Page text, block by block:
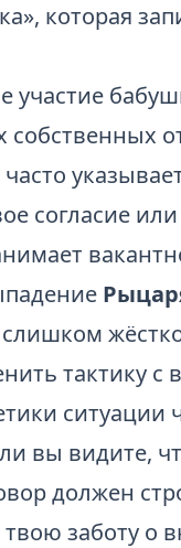
которая
участие
часто
согласие
тактику
вы видите,
должен
заботу о